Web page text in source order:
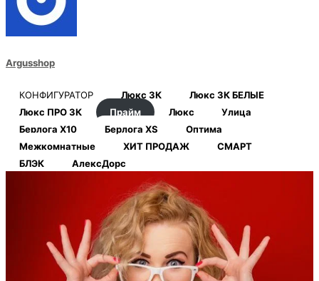
Argusshop
КОНФИГУРАТОР Люкс 3К
Люкс 3К БЕЛЫЕ
Люкс ПРО 3К
Прайм Люкс
Улица
Берлога Х10
Берлога XS
Оптима
Межкомнатные
ХИТ ПРОДАЖ
СМАРТ
БЛЭК
АлексДорс